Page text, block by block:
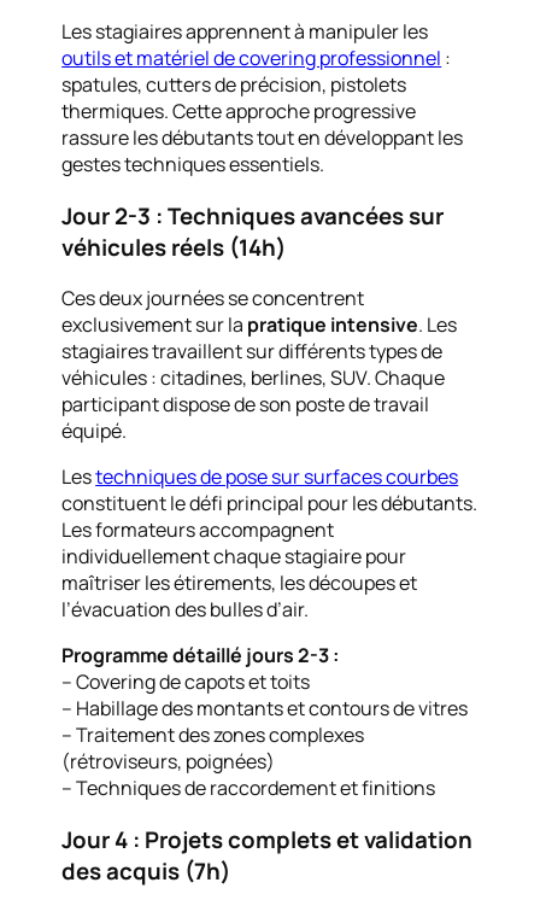
Les stagiaires apprennent à manipuler les
outils et matériel de covering professionnel :
spatules, cutters de précision, pistolets
thermiques. Cette approche progressive
rassure les débutants tout en développant les
gestes techniques essentiels.
Jour 2-3 : Techniques avancées sur
véhicules réels (14h)
Ces deux journées se concentrent
exclusivement sur la pratique intensive. Les
stagiaires travaillent sur différents types de
véhicules : citadines, berlines, SUV. Chaque
participant dispose de son poste de travail
équipé.
Lestechniques de pose sur surfaces courbes
constituent le défi principal pour les débutants.
Les formateurs accompagnent
individuellement chaque stagiaire pour
maîtriser les étirements, les découpes et
l’évacuation des bulles d’air.
Programme détaillé jours 2-3 :
– Covering de capots et toits
– Habillage des montants et contours de vitres
– Traitement des zones complexes
(rétroviseurs, poignées)
– Techniques de raccordement et finitions
Jour 4 : Projets complets et validation
des acquis (7h)